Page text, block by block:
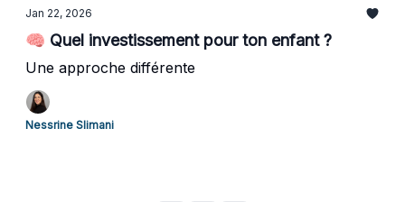
Jan 22, 2026
🧠 Quel investissement pour ton enfant ?
Une approche différente
Nessrine Slimani